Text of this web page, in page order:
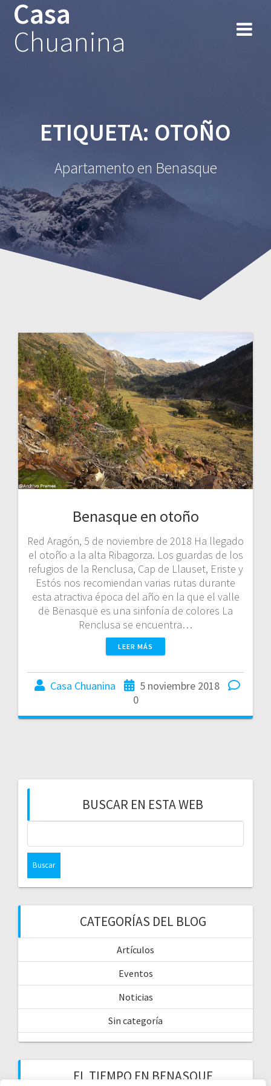
Casa
Chuanina
ETIQUETA: OTOÑO
Apartamento en Benasque
Benasque en otoño
Red Aragón, 5 de noviembre de 2018 Ha llegado
el otoño a la alta Ribagorza. Los guardas de los
refugios de la Renclusa, Cap de Llauset, Eriste y
Estós nos recomiendan varias rutas durante
esta atractiva época del año en la que el valle
de Benasque es una sinfonía de colores La
Renclusa se encuentra…
LEER MÁS
Casa Chuanina
5 noviembre 2018
0
BUSCAR EN ESTA WEB
CATEGORÍAS DEL BLOG
Artículos
Eventos
Noticias
Sin categoría
EL TIEMPO EN BENASQUE